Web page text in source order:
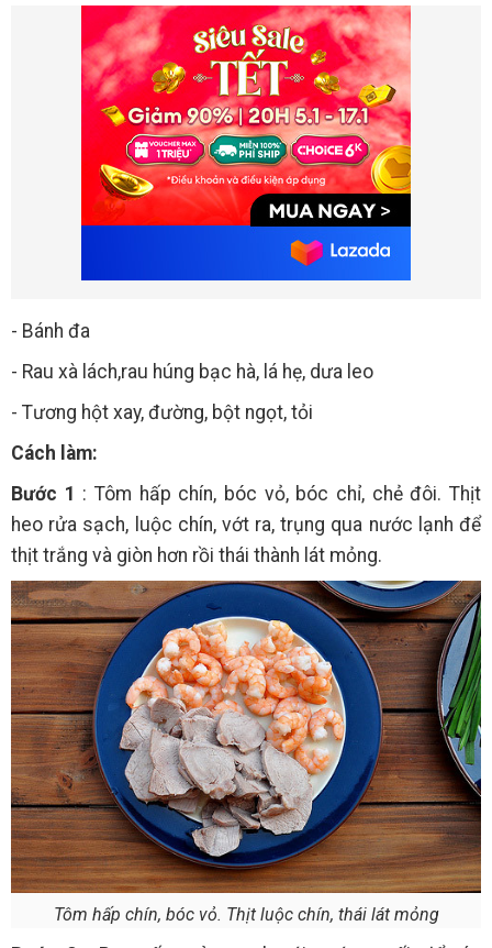
- Bánh đa
- Rau xà lách,rau húng bạc hà, lá hẹ, dưa leo
- Tương hột xay, đường, bột ngọt, tỏi
Cách làm:
Bước 1 : Tôm hấp chín, bóc vỏ, bóc chỉ, chẻ đôi. Thịt
heo rửa sạch, luộc chín, vớt ra, trụng qua nước lạnh để
thịt trắng và giòn hơn rồi thái thành lát mỏng.
Tôm hấp chín, bóc vỏ. Thịt luộc chín, thái lát mỏng